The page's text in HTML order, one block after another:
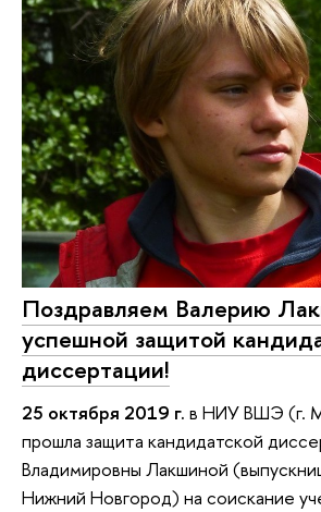
Поздравляем Валерию
успешной защитой
диссертации!
25 октября 2019 г. в НИУ ВШЭ (г.
прошла защита кандидатской
Владимировны Лакшиной
Нижний Новгород) на соискание